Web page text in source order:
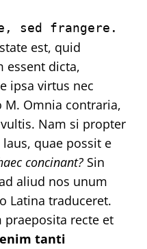
sed frangere.
est, quid
essent dicta,
ipsa virtus nec
Omnia contraria,
Nam si propter
quae possit e
concinant? Sin
aliud nos unum
Latina traduceret.
praeposita recte et
tanti